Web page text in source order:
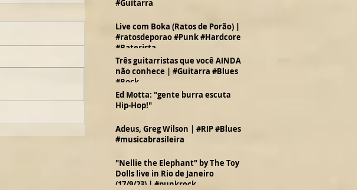
#Guitarra
Live com Boka (Ratos de Porão) |
#ratosdeporao #Punk #Hardcore
#Baterista
Três guitarristas que você AINDA
não conhece | #Guitarra #Blues
#Rock
Ed Motta: "gente burra escuta
Hip-Hop!"
Adeus, Greg Wilson | #RIP #Blues
#musicabrasileira
"Nellie the Elephant" by The Toy
Dolls live in Rio de Janeiro
(17/9/23) | #punkrock